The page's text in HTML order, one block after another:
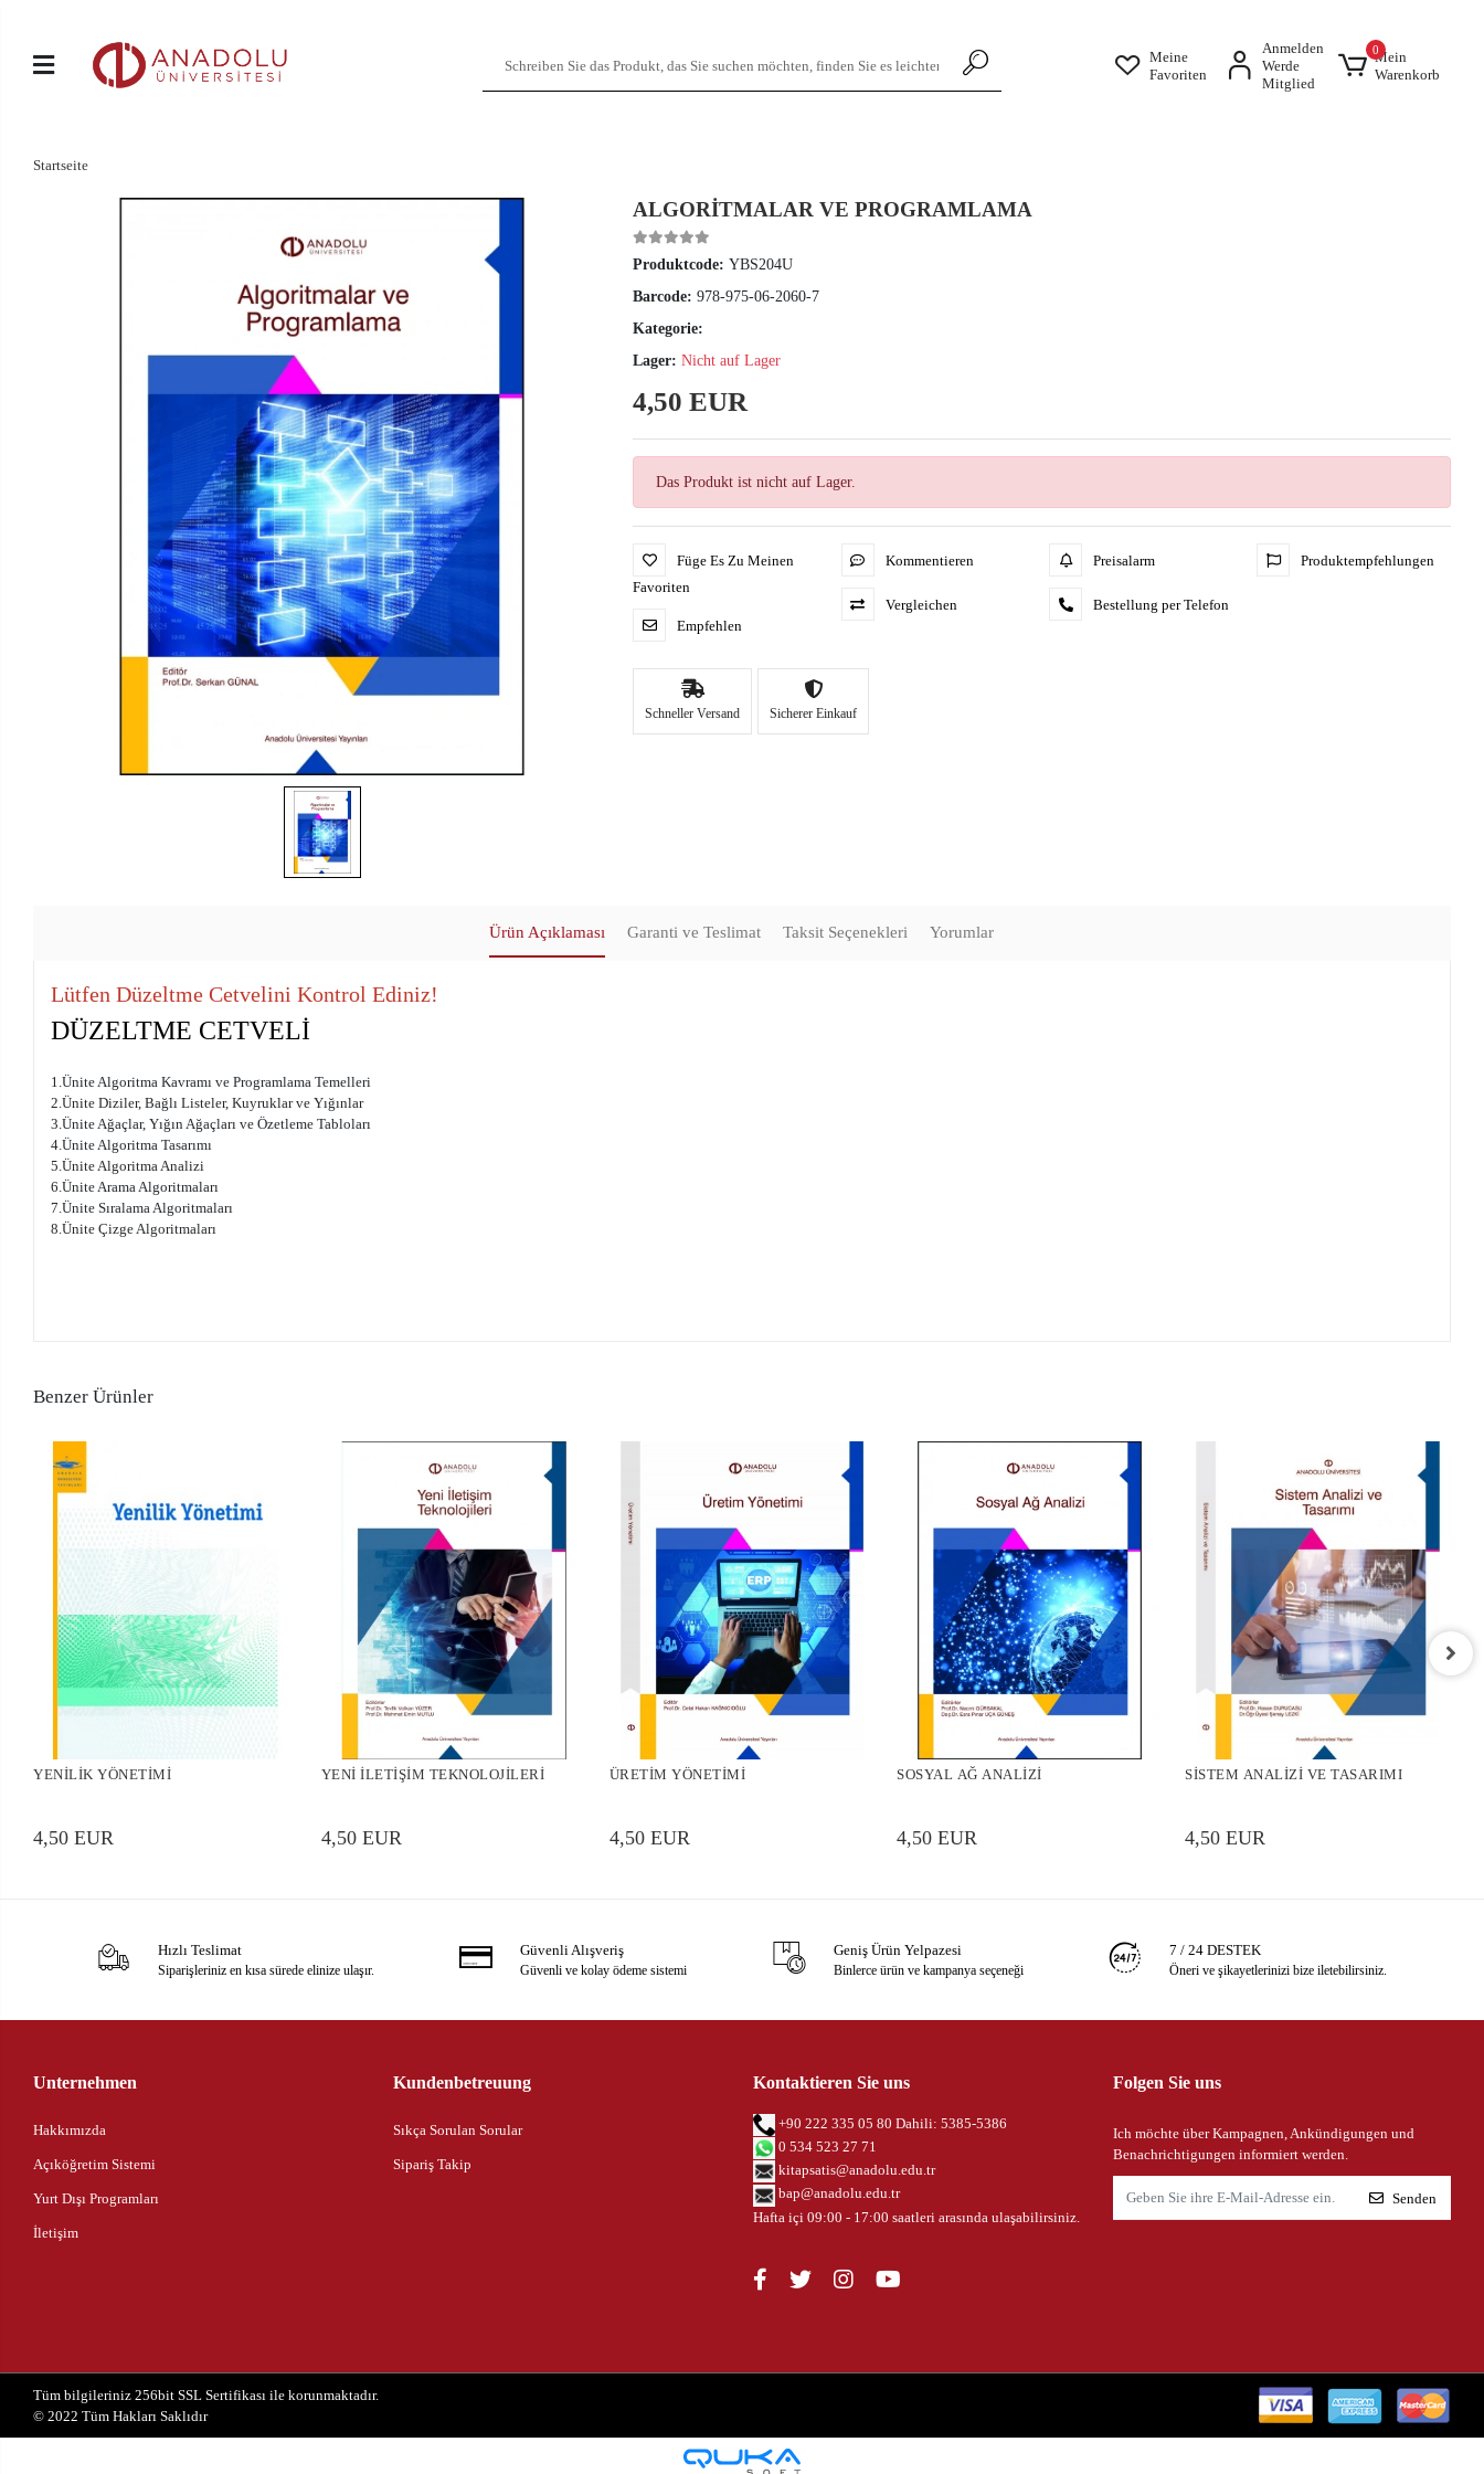
Meine
Favoriten
Anmelden
Werde
Mitglied
0Mein
Warenkorb
Startseite
ALGORİTMALAR VE PROGRAMLAMA
Produktcode:YBS204U
Barcode:978-975-06-2060-7
Kategorie:
Lager:Nicht auf Lager
4,50 EUR
Das Produkt ist nicht auf Lager.
Füge Es Zu Meinen
Favoriten
Empfehlen
Kommentieren
Vergleichen
Preisalarm
Bestellung per Telefon
Produktempfehlungen
Schneller Versand Sicherer Einkauf
Ürün Açıklaması Garanti ve Teslimat Taksit Seçenekleri Yorumlar
Lütfen Düzeltme Cetvelini Kontrol Ediniz!
DÜZELTME CETVELİ
1.Ünite Algoritma Kavramı ve Programlama Temelleri
2.Ünite Diziler, Bağlı Listeler, Kuyruklar ve Yığınlar
3.Ünite Ağaçlar, Yığın Ağaçları ve Özetleme Tabloları
4.Ünite Algoritma Tasarımı
5.Ünite Algoritma Analizi
6.Ünite Arama Algoritmaları
7.Ünite Sıralama Algoritmaları
8.Ünite Çizge Algoritmaları
Benzer Ürünler
YENİLİK YÖNETİMİ
4,50 EUR
YENİ İLETİŞİM TEKNOLOJİLERİ
4,50 EUR
ÜRETİM YÖNETİMİ
4,50 EUR
SOSYAL AĞ ANALİZİ
4,50 EUR
SİSTEM ANALİZİ VE TASARIMI
4,50 EUR
Hızlı Teslimat
Siparişleriniz en kısa sürede elinize ulaşır.
Güvenli Alışveriş
Güvenli ve kolay ödeme sistemi
Geniş Ürün Yelpazesi
Binlerce ürün ve kampanya seçeneği
7 / 24 DESTEK
Öneri ve şikayetlerinizi bize iletebilirsiniz.
Unternehmen
Hakkımızda
Açıköğretim Sistemi
Yurt Dışı Programları
İletişim
Kundenbetreuung
Sıkça Sorulan Sorular
Sipariş Takip
Kontaktieren Sie uns
+90 222 335 05 80 Dahili: 5385-5386
0 534 523 27 71
kitapsatis@anadolu.edu.tr
bap@anadolu.edu.tr
Hafta içi 09:00 - 17:00 saatleri arasında ulaşabilirsiniz.
Folgen Sie uns
Ich möchte über Kampagnen, Ankündigungen und
Benachrichtigungen informiert werden.
Senden
Tüm bilgileriniz 256bit SSL Sertifikası ile korunmaktadır.
© 2022Tüm Hakları Saklıdır